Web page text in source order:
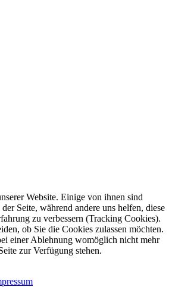
Website. Einige von ihnen sind
Seite, während andere uns helfen, diese
zu verbessern (Tracking Cookies).
ob Sie die Cookies zulassen möchten.
einer Ablehnung womöglich nicht mehr
zur Verfügung stehen.